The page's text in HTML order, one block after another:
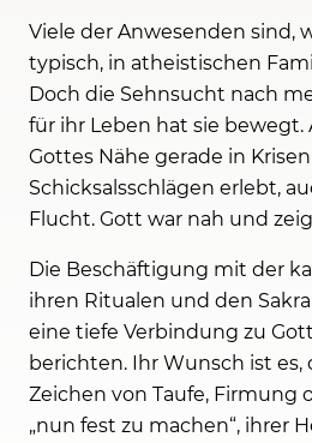
Viele der Anwesenden sind,
typisch, in atheistischen
Doch die Sehnsucht nach
für ihr Leben hat sie bewegt.
Gottes Nähe gerade in
Schicksalsschlägen erlebt,
Flucht. Gott war nah und
Die Beschäftigung mit der
ihren Ritualen und den
eine tiefe Verbindung zu
berichten. Ihr Wunsch ist es,
Zeichen von Taufe, Firmung
„nun fest zu machen“, ihrer